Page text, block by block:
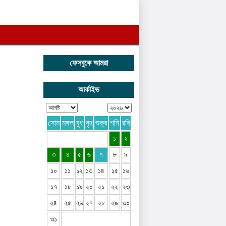
ফেসবুকে আমরা
আর্কাইভ
সোম মঙ্গল বুধ বৃহ শুক্র শনি রবি
১ ২
৩ ৪ ৫ ৬ ৭ ৮ ৯
১০ ১১ ১২ ১৩ ১৪ ১৫ ১৬
১৭ ১৮ ১৯ ২০ ২১ ২২ ২৩
২৪ ২৫ ২৬ ২৭ ২৮ ২৯ ৩০
৩১